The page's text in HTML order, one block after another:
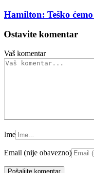
Hamilton: Teško
Ostavite komentar
Vaš komentar
Ime
Email (nije obavezno)